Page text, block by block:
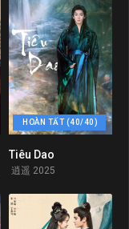
HOÀN TẤT (40/40)
Tiêu Dao
逍遥 2025